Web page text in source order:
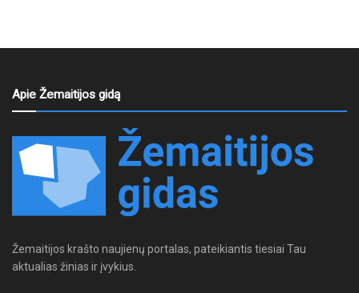
Apie Žemaitijos gidą
Žemaitijos krašto naujienų portalas, pateikiantis tiesiai Tau
aktualias žinias ir įvykius.